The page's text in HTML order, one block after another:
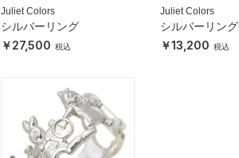
Juliet Colors
シルバーリング
27,500
Juliet Colors
シルバーリング
13,200